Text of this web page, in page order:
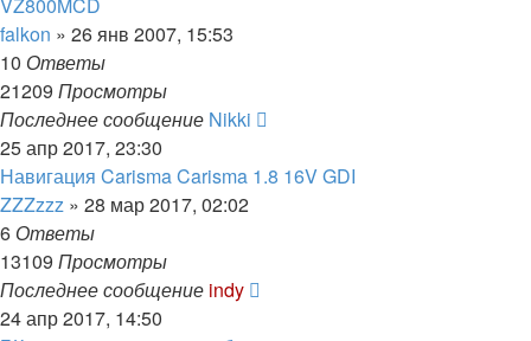
falkon » 26 янв 2007, 15:53
10 Ответы
21209 Просмотры
Последнее сообщение Nikki
25 апр 2017, 23:30
Навигация Carisma Carisma 1.8 16V GDI
ZZZzzz » 28 мар 2017, 02:02
6 Ответы
13109 Просмотры
Последнее сообщение indy
24 апр 2017, 14:50